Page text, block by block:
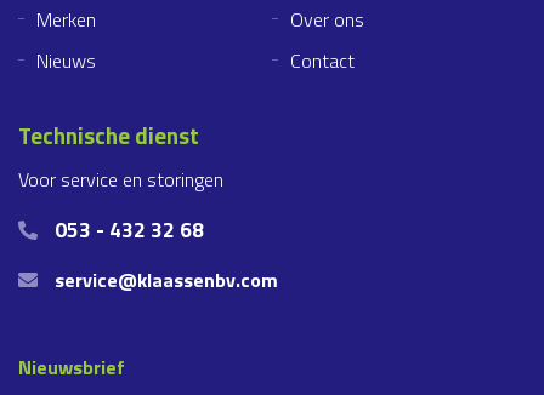
Merken
Over ons
Nieuws
Contact
Technische dienst
Voor service en storingen
053 - 432 32 68
service@klaassenbv.com
Nieuwsbrief